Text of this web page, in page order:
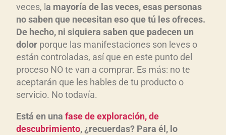
veces, l a mayoría de las veces, esas personas
no saben que necesitan eso que tú les ofreces.
De hecho, ni siquiera saben que padecen un
dolor porque las manifestaciones son leves o
están controladas, así que en este punto del
proceso NO te van a comprar. Es más: no te
aceptarán que les hables de tu producto o
servicio. No todavía.
Está en una fase de exploración, de
descubrimiento, ¿recuerdas? Para él, lo